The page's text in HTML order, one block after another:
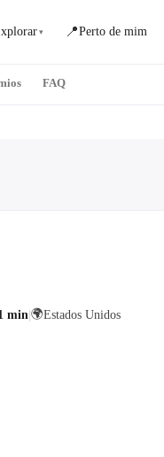
▾ 📍Perto de mim
min🌍Estados Unidos
FAQ